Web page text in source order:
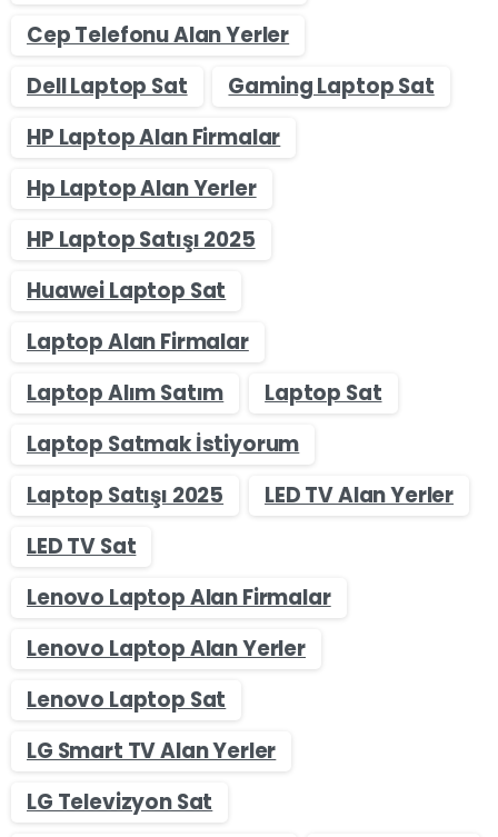
Cep Telefonu Alan Yerler
Dell Laptop Sat
Gaming Laptop Sat
HP Laptop Alan Firmalar
Hp Laptop Alan Yerler
HP Laptop Satışı 2025
Huawei Laptop Sat
Laptop Alan Firmalar
Laptop Alım Satım
Laptop Sat
Laptop Satmak İstiyorum
Laptop Satışı 2025
LED TV Alan Yerler
LED TV Sat
Lenovo Laptop Alan Firmalar
Lenovo Laptop Alan Yerler
Lenovo Laptop Sat
LG Smart TV Alan Yerler
LG Televizyon Sat